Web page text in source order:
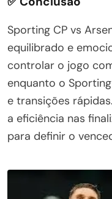
Sporting CP vs
equilibrado e
controlar o jogo
enquanto o
e transições
a eficiência nas
para definir o